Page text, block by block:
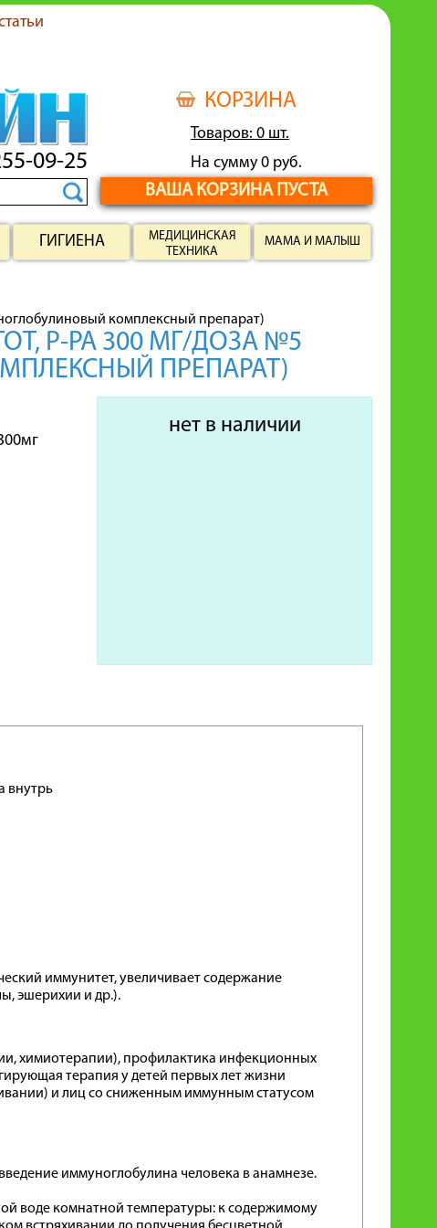
КОРЗИНА
Товаров: 0 шт.
На сумму 0 руб.
ВАША КОРЗИНА ПУСТА
09-25
ГИГИЕНА
МЕДИЦИНСКАЯ
ТЕХНИКА
МАМА И МАЛЫШ
комплексный препарат)
Р-РА 300 МГ/ДОЗА №5
ПРЕПАРАТ)
нет в наличии
внутрь
иммунитет, увеличивает содержание
эшерихии и др.).
химиотерапии), профилактика инфекционных
терапия у детей первых лет жизни
и лиц со сниженным иммунным статусом
иммуноглобулина человека в анамнезе.
воде комнатной температуры: к содержимому